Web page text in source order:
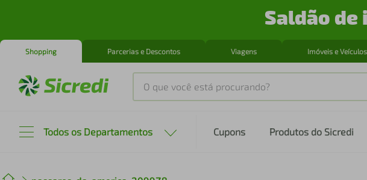
Saldão de
Shopping Parcerias e Descontos Viagens Imóveis e Veículos
O que você está procurando?
Todos os Departamentos Cupons Produtos do Sicredi